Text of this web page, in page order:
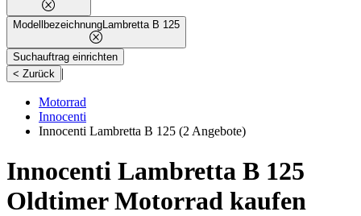
ModellbezeichnungLambretta B 125
Suchauftrag einrichten
< Zurück |
Motorrad
Innocenti
Innocenti Lambretta B 125 (2 Angebote)
Innocenti Lambretta B 125
Oldtimer Motorrad kaufen